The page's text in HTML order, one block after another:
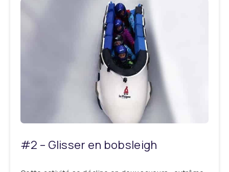
#2 – Glisser en bobsleigh